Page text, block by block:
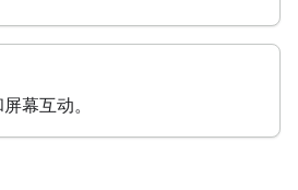
幕互动。